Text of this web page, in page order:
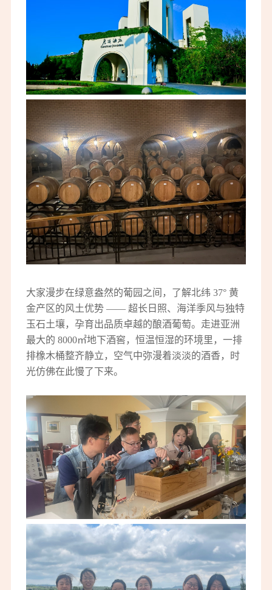
大家漫步在绿意盎然的葡园之间，了解北纬 37° 黄
金产区的风土优势 —— 超长日照、海洋季风与独特
玉石土壤，孕育出品质卓越的酿酒葡萄。走进亚洲
最大的 8000㎡地下酒窖，恒温恒湿的环境里，一排
排橡木桶整齐静立，空气中弥漫着淡淡的酒香，时
光仿佛在此慢了下来。